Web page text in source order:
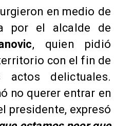
en medio de
por el alcalde de
, quien pidió
con el fin de
delictuales.
no querer entrar en
presidente, expresó